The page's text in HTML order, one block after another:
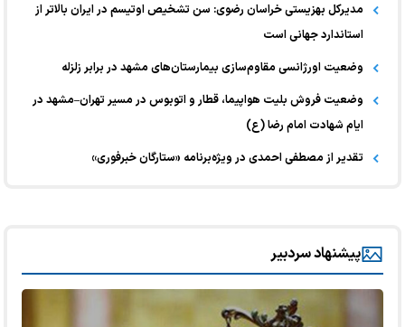
مدیرکل بهزیستی خراسان رضوی: سن تشخیص اوتیسم در ایران بالاتر از
استاندارد جهانی است
وضعیت اورژانسی مقاوم‌سازی بیمارستان‌های مشهد در برابر زلزله
وضعیت فروش بلیت هواپیما، قطار و اتوبوس در مسیر تهران–مشهد در
ایام شهادت امام رضا (ع)
تقدیر از مصطفی احمدی در ویژه‌برنامه «ستارگان خبرفوری»
پیشنهاد سردبیر